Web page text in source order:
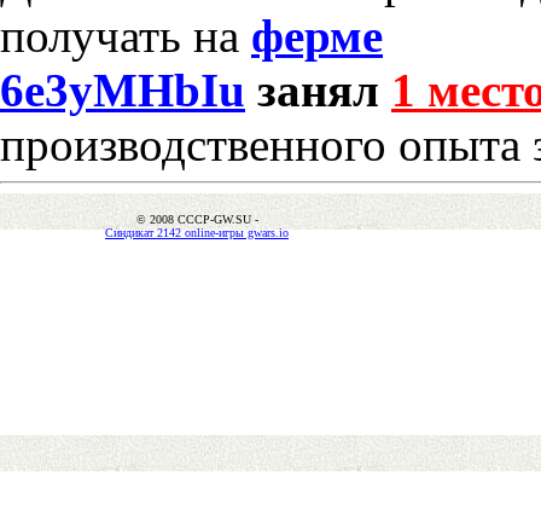
получать на ферме
6e3yMHbIu занял 1
производственного опыта
© 2008 CCCP-GW.SU -
Синдикат 2142 online-игры gwars.io